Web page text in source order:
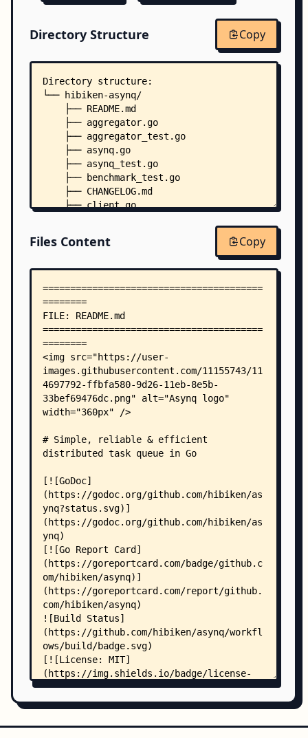
Directory Structure Copy
Directory structure:
└── hibiken-asynq/
    ├── README.md
    ├── aggregator.go
    ├── aggregator_test.go
    ├── asynq.go
    ├── asynq_test.go
    ├── benchmark_test.go
    ├── CHANGELOG.md
    ├── client.go
    ├── CONTRIBUTING.md
    ├── example_test.go
    ├── forwarder.go
    ├── forwarder_test.go
    ├── go.mod
    ├── go.sum
    ├── healthcheck.go
    ├── healthcheck_test.go
    ├── heartbeat.go
    ├── heartbeat_test.go
    ├── inspector.go
    ├── janitor.go
    ├── LICENSE
    ├── Makefile
    ├── periodic_task_manager_test.go
    ├── processor.go
    ├── processor_test.go
    ├── recoverer.go
    ├── recoverer_test.go
    ├── scheduler.go
    ├── scheduler_test.go
    ├── servemux.go
    ├── servemux_test.go
    ├── server.go
    ├── server_test.go
    ├── signals_unix.go
    ├── signals_windows.go
    ├── subscriber.go
    ├── subscriber_test.go
    ├── syncer.go
    ├── syncer_test.go
    │   ├── base/
Files Content Copy